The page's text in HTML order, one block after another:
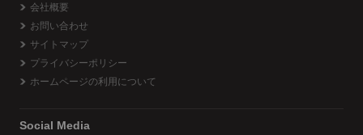
会社概要
お問い合わせ
サイトマップ
プライバシーポリシー
ホームページの利用について
Social Media